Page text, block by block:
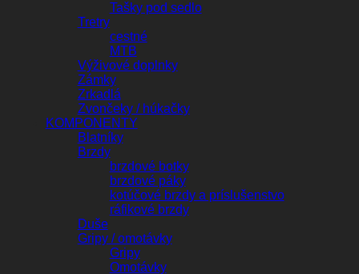
Tašky pod sedlo
Tretry
cestné
MTB
Výživové doplnky
Zámky
Zrkadlá
Zvončeky / húkačky
KOMPONENTY
Blatníky
Brzdy
brzdové botky
brzdové páky
kotúčové brzdy a príslušenstvo
ráfikové brzdy
Duše
Gripy / omotávky
Gripy
Omotávky